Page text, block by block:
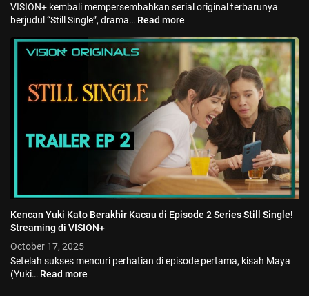
VISION+ kembali mempersembahkan serial original terbarunya
berjudul “Still Single”, drama… Read more
Kencan Yuki Kato Berakhir Kacau di Episode 2 Series Still Single!
Streaming di VISION+
October 17, 2025
Setelah sukses mencuri perhatian di episode pertama, kisah Maya
(Yuki… Read more